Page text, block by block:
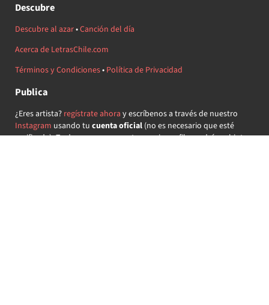
Descubre
Descubre al azar•Canción del día
Acerca de LetrasChile.com
Términos y Condiciones• Política de Privacidad
Publica
¿Eres artista? regístrate ahora y escríbenos a través de nuestro
Instagram usando tu cuenta oficial(no es necesario que esté
verificada) ¡Te daremos acceso a tu propio perfil y podrás subir tus